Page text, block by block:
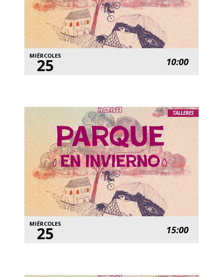
MIÉRCOLES
25 10:00
TALLERES
MIÉRCOLES
25 15:00